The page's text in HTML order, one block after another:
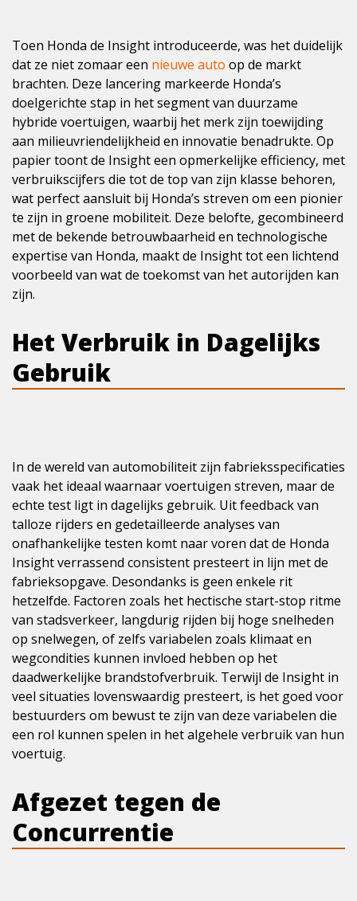
Toen Honda de Insight introduceerde, was het duidelijk
dat ze niet zomaar een nieuwe auto op de markt
brachten. Deze lancering markeerde Honda’s
doelgerichte stap in het segment van duurzame
hybride voertuigen, waarbij het merk zijn toewijding
aan milieuvriendelijkheid en innovatie benadrukte. Op
papier toont de Insight een opmerkelijke efficiency, met
verbruikscijfers die tot de top van zijn klasse behoren,
wat perfect aansluit bij Honda’s streven om een pionier
te zijn in groene mobiliteit. Deze belofte, gecombineerd
met de bekende betrouwbaarheid en technologische
expertise van Honda, maakt de Insight tot een lichtend
voorbeeld van wat de toekomst van het autorijden kan
zijn.
Het Verbruik in Dagelijks
Gebruik
In de wereld van automobiliteit zijn fabrieksspecificaties
vaak het ideaal waarnaar voertuigen streven, maar de
echte test ligt in dagelijks gebruik. Uit feedback van
talloze rijders en gedetailleerde analyses van
onafhankelijke testen komt naar voren dat de Honda
Insight verrassend consistent presteert in lijn met de
fabrieksopgave. Desondanks is geen enkele rit
hetzelfde. Factoren zoals het hectische start-stop ritme
van stadsverkeer, langdurig rijden bij hoge snelheden
op snelwegen, of zelfs variabelen zoals klimaat en
wegcondities kunnen invloed hebben op het
daadwerkelijke brandstofverbruik. Terwijl de Insight in
veel situaties lovenswaardig presteert, is het goed voor
bestuurders om bewust te zijn van deze variabelen die
een rol kunnen spelen in het algehele verbruik van hun
voertuig.
Afgezet tegen de
Concurrentie